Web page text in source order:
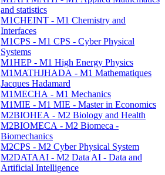
and statistics
M1CHEINT - M1 Chemistry and
Interfaces
M1CPS - M1 CPS - Cyber Physical
Systems
M1HEP - M1 High Energy Physics
M1MATHJHADA - M1 Mathematiques
Jacques Hadamard
M1MECHA - M1 Mechanics
M1MIE - M1 MIE - Master in Economics
M2BIOHEA - M2 Biology and Health
M2BIOMECA - M2 Biomeca -
Biomechanics
M2CPS - M2 Cyber Physical System
M2DATAAI - M2 Data AI - Data and
Artificial Intelligence